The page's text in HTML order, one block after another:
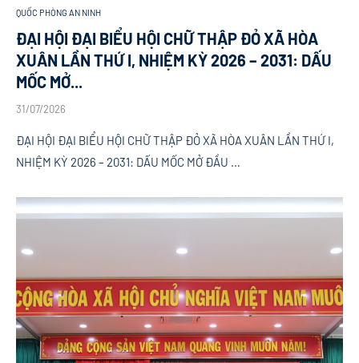
QUỐC PHÒNG AN NINH
ĐẠI HỘI ĐẠI BIỂU HỘI CHỮ THẬP ĐỎ XÃ HÒA
XUÂN LẦN THỨ I, NHIỆM KỲ 2026 – 2031: DẤU
MỐC MỞ...
31/07/2026
ĐẠI HỘI ĐẠI BIỂU HỘI CHỮ THẬP ĐỎ XÃ HÒA XUÂN LẦN THỨ I,
NHIỆM KỲ 2026 – 2031: DẤU MỐC MỞ ĐẦU …